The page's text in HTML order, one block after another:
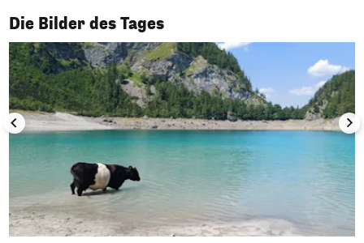
Die Bilder des Tages
1/50